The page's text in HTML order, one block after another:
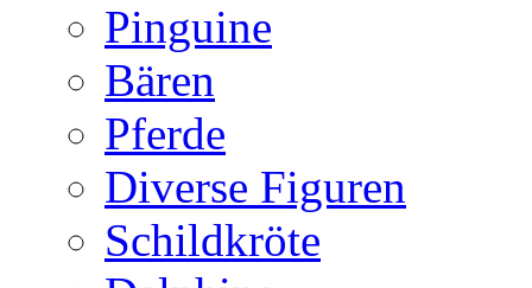
Pinguine
Bären
Pferde
Diverse Figuren
Schildkröte